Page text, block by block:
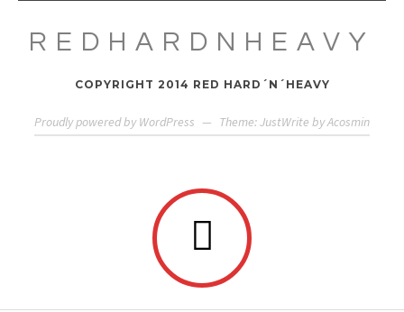
REDHARDNHEAVY
COPYRIGHT 2014 RED HARD´N´HEAVY
Proudly powered by WordPress — Theme: JustWrite byAcosmin